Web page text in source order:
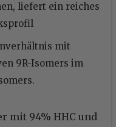
liefert ein reiches
mit
9R-Isomers im
mit 94% HHC und